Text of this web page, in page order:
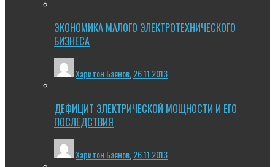
ЭКОНОМИКА МАЛОГО ЭЛЕКТРОТЕХНИЧЕСКОГО
БИЗНЕСА
Харитон Баянов 26.11.2013
ДЕФИЦИТ ЭЛЕКТРИЧЕСКОЙ МОЩНОСТИ И ЕГО
ПОСЛЕДСТВИЯ
Харитон Баянов 26.11.2013